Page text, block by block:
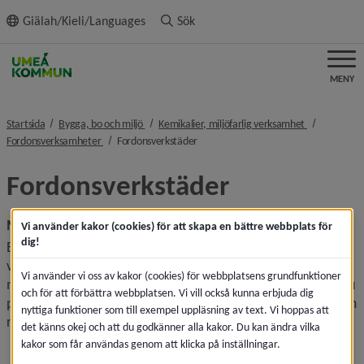
innehållet
Giälah/Kieli/Languages Sök
MENY
Startsida Bygga, bo och miljö nivå i brödsmulenavigeringen
Kemikalier, miljöfarlig verksamhet
nivå i
Fordonsverksamheter nivå i brödsmulenavigeringen
Fordonsverkstädernivå i brödsmulenavigeringen
Fordonsverkstäder
Miljöfarlig verksamhet
En verkstad klassas som miljöfarlig verksamhet och kan i
vissa fall vara anmälningspliktig. Anmälan ska skickas in till
miljö- och hälsoskyddsnämnden senast sex veckor innan du
planerar att starta verksamheten. Exempel på faktorer som
reglerar en anmälningsplikt kan vara
mängd organiska lösningsmedel
Vi använder kakor (cookies) för att skapa en bättre webbplats för
dig!
Vi använder vi oss av kakor (cookies) för webbplatsens grundfunktioner
och för att förbättra webbplatsen. Vi vill också kunna erbjuda dig
nyttiga funktioner som till exempel uppläsning av text. Vi hoppas att
det känns okej och att du godkänner alla kakor. Du kan ändra vilka
kakor som får användas genom att klicka på inställningar.